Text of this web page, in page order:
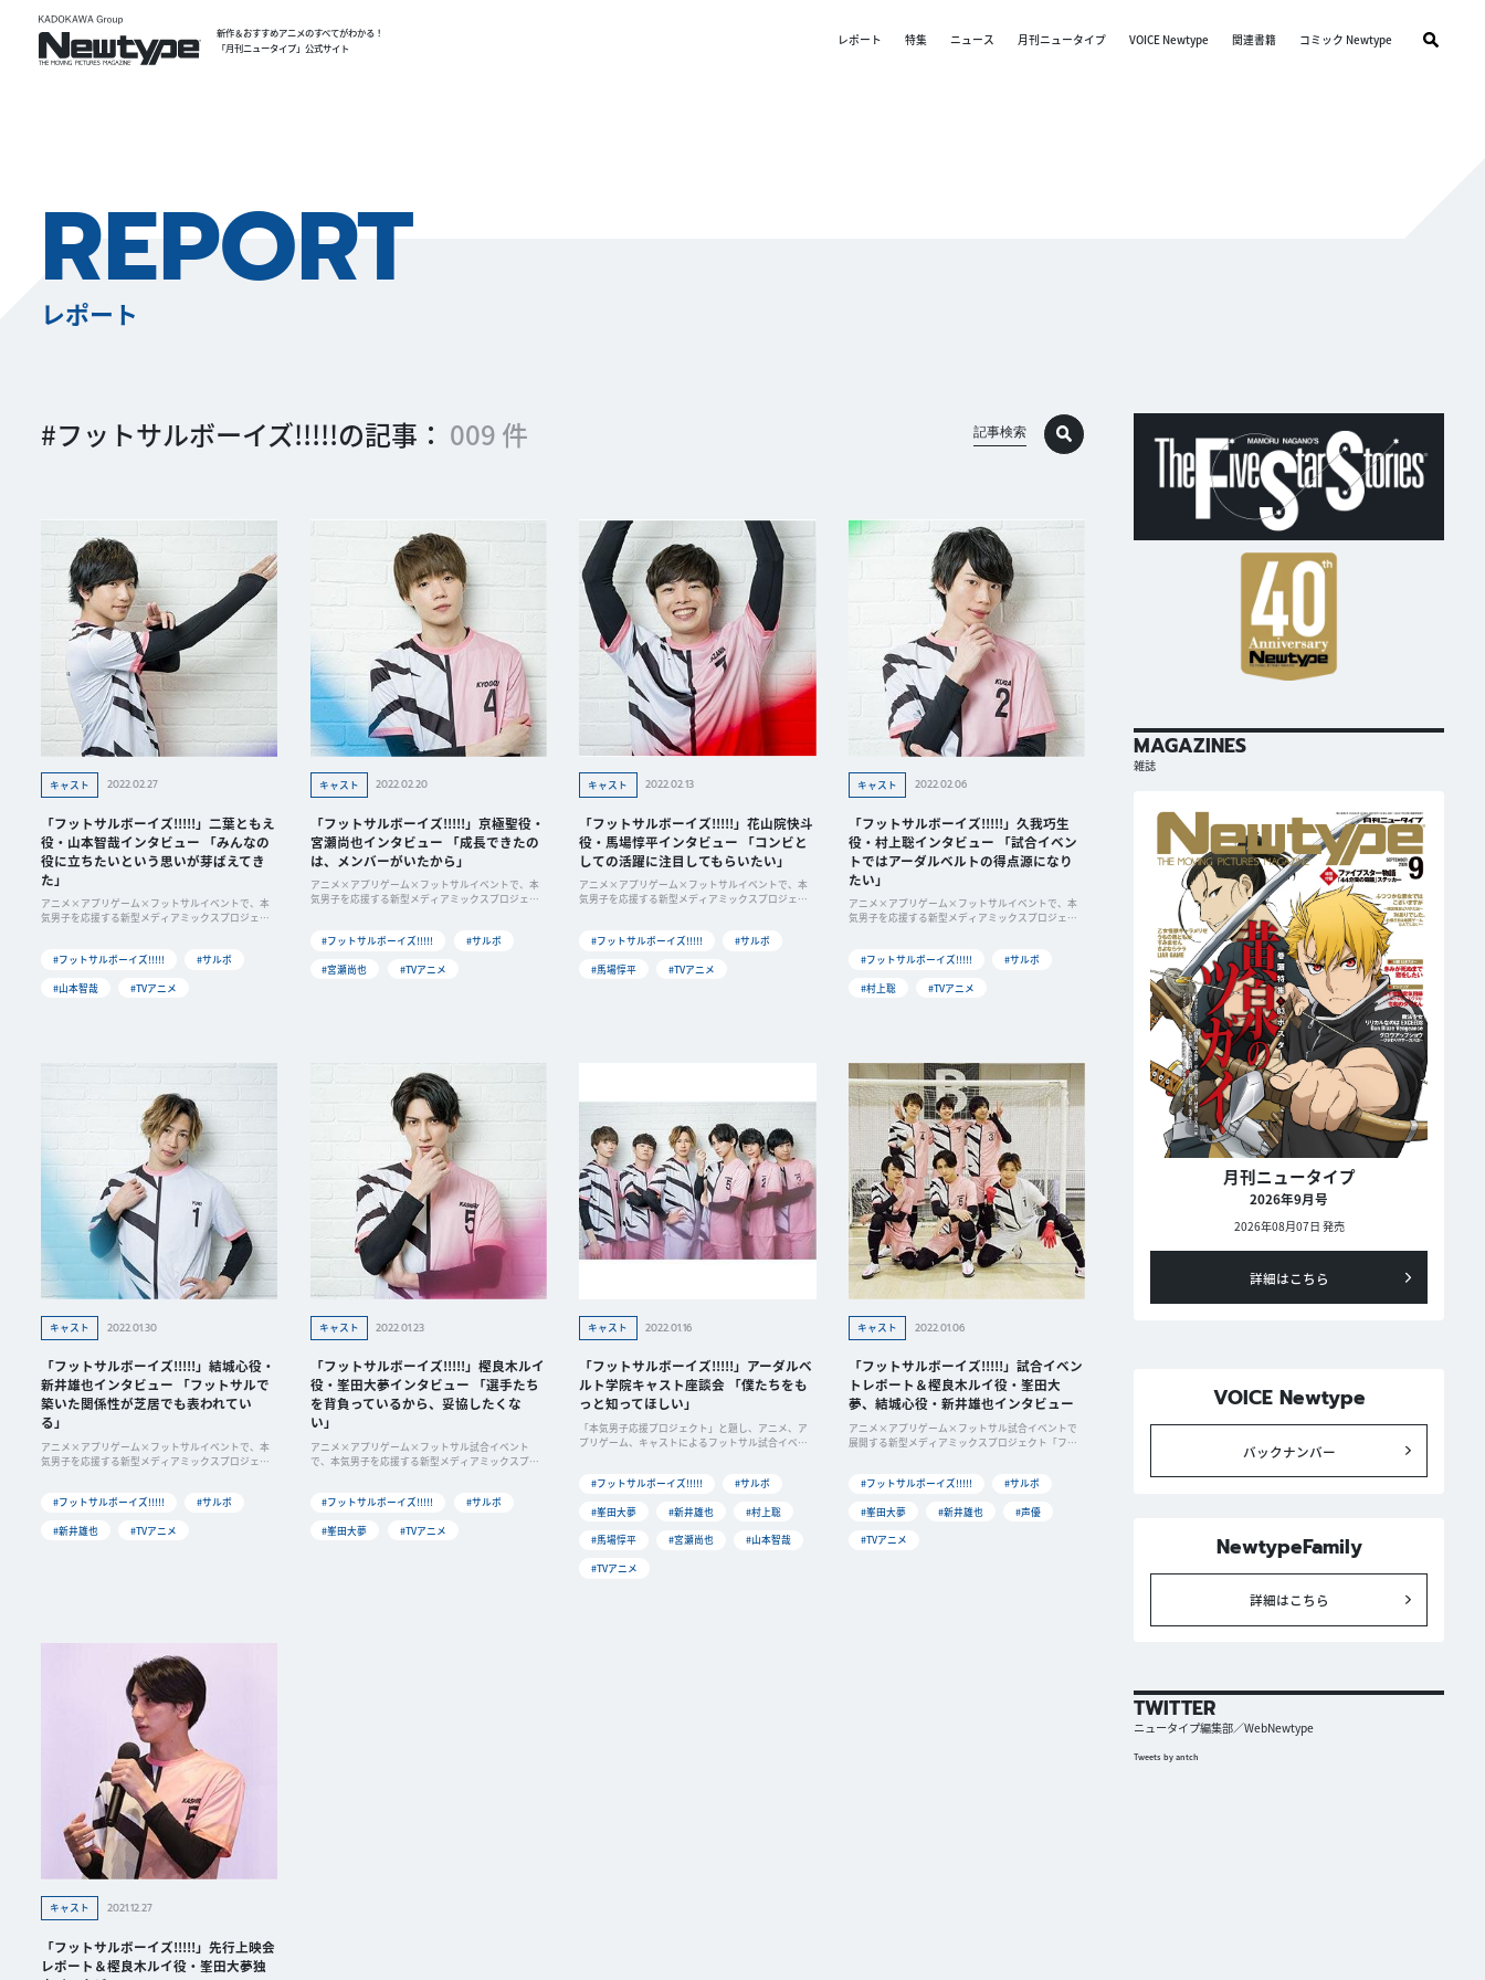
新作＆おすすめアニメのすべてがわかる！
「月刊ニュータイプ」公式サイト
レポート 特集 ニュース 月刊ニュータイプ VOICE Newtype 関連書籍 コミック Newtype
REPORT
レポート
#フットサルボーイズ!!!!!の記事： 009 件 記事検索
キャスト 2022.02.27
「フットサルボーイズ!!!!!」二葉ともえ
役・山本智哉インタビュー 「みんなの
役に立ちたいという思いが芽ばえてき
た」
アニメ×アプリゲーム×フットサルイベントで、本
気男子を応援する新型メディアミックスプロジェク
#フットサルボーイズ!!!!!
#サルボ
#山本智哉
#TVアニメ
キャスト 2022.02.20
「フットサルボーイズ!!!!!」京極聖役・
宮瀬尚也インタビュー 「成長できたの
は、メンバーがいたから」
アニメ×アプリゲーム×フットサルイベントで、本
気男子を応援する新型メディアミックスプロジェク
#フットサルボーイズ!!!!!
#サルボ
#宮瀬尚也
#TVアニメ
キャスト 2022.02.13
「フットサルボーイズ!!!!!」花山院快斗
役・馬場惇平インタビュー 「コンビと
しての活躍に注目してもらいたい」
アニメ×アプリゲーム×フットサルイベントで、本
気男子を応援する新型メディアミックスプロジェク
#フットサルボーイズ!!!!!
#サルボ
#馬場惇平
#TVアニメ
キャスト 2022.02.06
「フットサルボーイズ!!!!!」久我巧生
役・村上聡インタビュー 「試合イベン
トではアーダルベルトの得点源になり
たい」
アニメ×アプリゲーム×フットサルイベントで、本
気男子を応援する新型メディアミックスプロジェク
#フットサルボーイズ!!!!!
#サルボ
#村上聡
#TVアニメ
キャスト 2022.01.30
「フットサルボーイズ!!!!!」結城心役・
新井雄也インタビュー 「フットサルで
築いた関係性が芝居でも表われてい
る」
アニメ×アプリゲーム×フットサルイベントで、本
気男子を応援する新型メディアミックスプロジェク
#フットサルボーイズ!!!!!
#サルボ
#新井雄也
#TVアニメ
キャスト 2022.01.23
「フットサルボーイズ!!!!!」樫良木ルイ
役・峯田大夢インタビュー 「選手たち
を背負っているから、妥協したくな
い」
アニメ×アプリゲーム×フットサル試合イベント
で、本気男子を応援する新型メディアミックスプロ
#フットサルボーイズ!!!!!
#サルボ
#峯田大夢
#TVアニメ
キャスト 2022.01.16
「フットサルボーイズ!!!!!」アーダルベ
ルト学院キャスト座談会 「僕たちをも
っと知ってほしい」
「本気男子応援プロジェクト」と題し、アニメ、ア
プリゲーム、キャストによるフットサル試合イベン
#フットサルボーイズ!!!!!
#サルボ
#峯田大夢
#新井雄也
#村上聡
#馬場惇平
#宮瀬尚也
#山本智哉
#TVアニメ
キャスト 2022.01.06
「フットサルボーイズ!!!!!」試合イベン
トレポート＆樫良木ルイ役・峯田大
夢、結城心役・新井雄也インタビュー
アニメ×アプリゲーム×フットサル試合イベントで
展開する新型メディアミックスプロジェクト「フッ
#フットサルボーイズ!!!!!
#サルボ
#峯田大夢
#新井雄也
#声優
#TVアニメ
キャスト 2021.12.27
「フットサルボーイズ!!!!!」先行上映会
レポート＆樫良木ルイ役・峯田大夢独
MAGAZINES
雑誌
月刊ニュータイプ
2026年9月号
2026年08月07日 発売
詳細はこちら
VOICE Newtype
バックナンバー
NewtypeFamily
詳細はこちら
TWITTER
ニュータイプ編集部／WebNewtype
Tweets by antch